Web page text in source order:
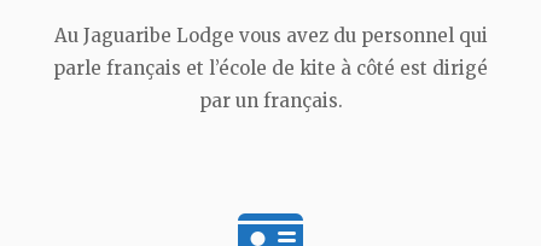
Au Jaguaribe Lodge vous avez du personnel qui
parle français et l’école de kite à côté est dirigé
par un français.